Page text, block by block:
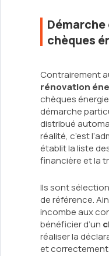
chèques
Contrairement
rénovation
chèques
démarche
distribué
réalité, c’est
établit la liste
financière et la
Ils sont
de référence.
incombe aux
bénéficier d’un
réaliser la
et correctement.